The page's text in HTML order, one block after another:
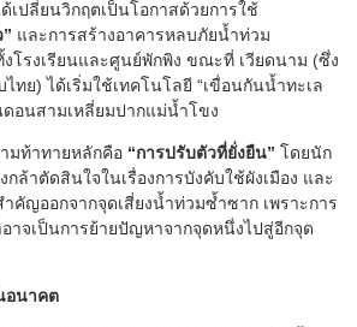
เปลี่ยนวิกฤตเป็นโอกาสด้วยการใช้
และการสร้างอาคารหลบภัยน้ำท่วม
งโรงเรียนและศูนย์พักพิง ขณะที่ เวียดนาม (ซึ่ง
ไทย) ได้เริ่มใช้เทคโนโลยี “เขื่อนกันน้ำทะเล
อนสามเหลี่ยมปากแม่น้ำโขง
มท้าทายหลักคือ “การปรับตัวที่ยั่งยืน” โดยนัก
ล้าตัดสินใจในเรื่องการบังคับใช้ผังเมือง และ
คัญออกจากจุดเสี่ยงน้ำท่วมซ้ำซาก เพราะการ
าจเป็นการย้ายปัญหาจากจุดหนึ่งไปสู่อีกจุด
อนาคต